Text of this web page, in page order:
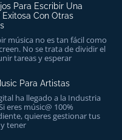
Para Escribir Una
Exitosa Con Otras
música no es tan fácil como
No se trata de dividir el
tareas y esperar
Para Artistas
ha llegado a la Industria
eres músic@ 100%
quieres gestionar tus
tener